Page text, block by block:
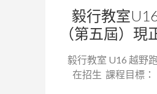
毅行教室
（第五屆）現
毅行教室 U16 越野
在招生 課程目標：